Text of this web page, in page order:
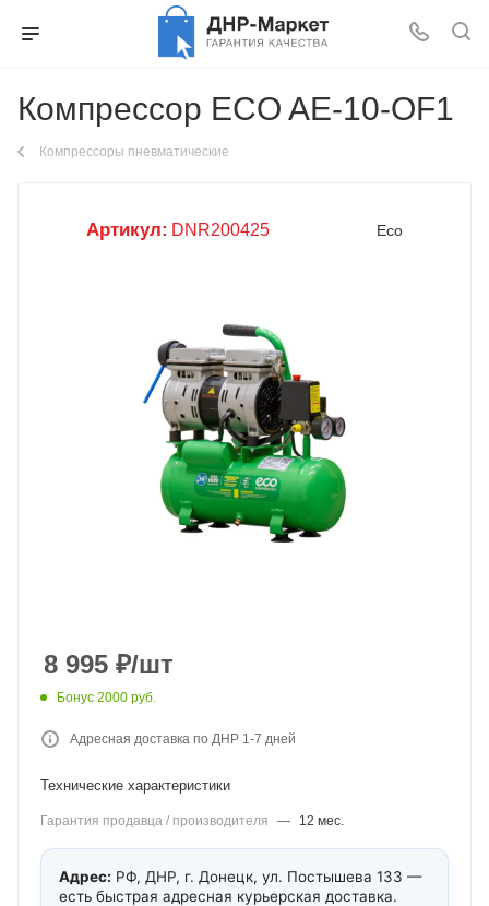
Компрессор ECO AE-10-OF1
Компрессоры пневматические
Артикул: DNR200425 Eco
8 995 ₽/шт
Бонус 2000 руб.
Адресная доставка по ДНР 1-7 дней
Технические характеристики
Гарантия продавца / производителя — 12 мес.
Адрес: РФ, ДНР, г. Донецк, ул. Постышева 133 —
есть быстрая адресная курьерская доставка.